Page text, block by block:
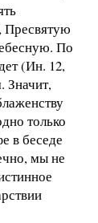
Пресвятую
По
(Ин. 12,
Значит,
только
в беседе
мы не